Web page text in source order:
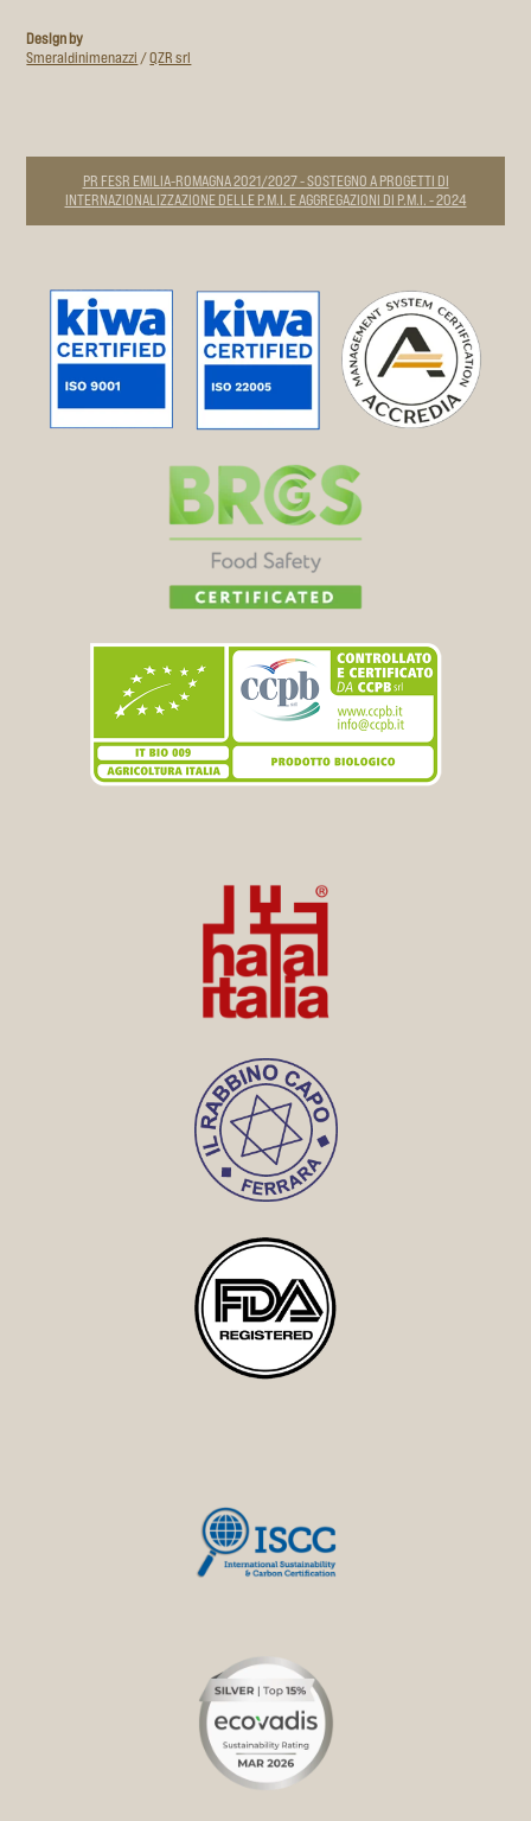
Design by
Smeraldinimenazzi /QZR srl
PR FESR EMILIA-ROMAGNA 2021/2027 - SOSTEGNO A PROGETTI DI
INTERNAZIONALIZZAZIONE DELLE P.M.I. E AGGREGAZIONI DI P.M.I. - 2024